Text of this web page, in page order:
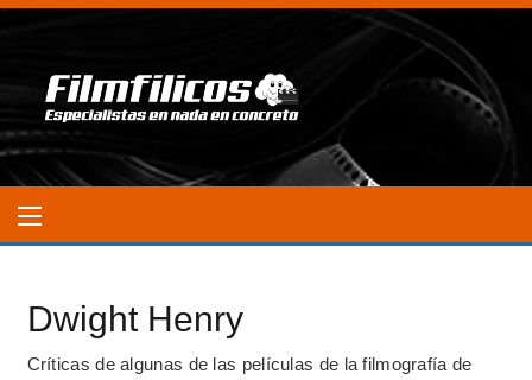
Dwight Henry
Críticas de algunas de las películas de la filmografía de